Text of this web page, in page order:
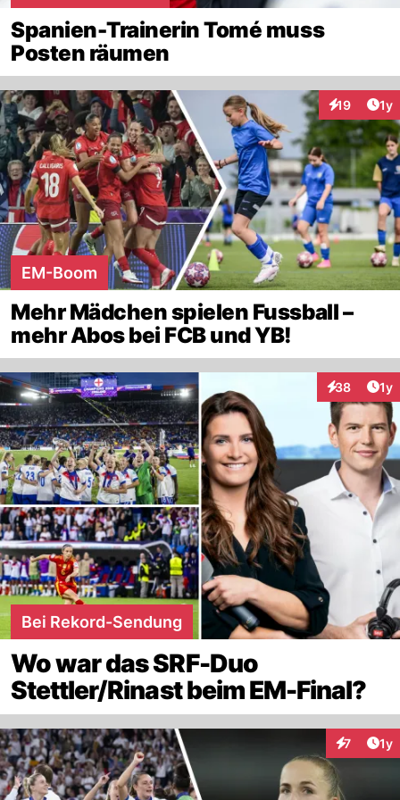
Spanien-Trainerin Tomé muss
Posten räumen
19 1y
EM-Boom
Mehr Mädchen spielen Fussball –
mehr Abos bei FCB und YB!
38 1y
Bei Rekord-Sendung
Wo war das SRF-Duo
Stettler/Rinast beim EM-Final?
7 1y